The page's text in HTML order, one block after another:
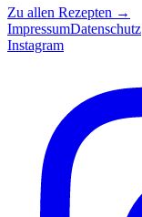
Zu allen Rezepten →
ImpressumDatenschutz
Instagram